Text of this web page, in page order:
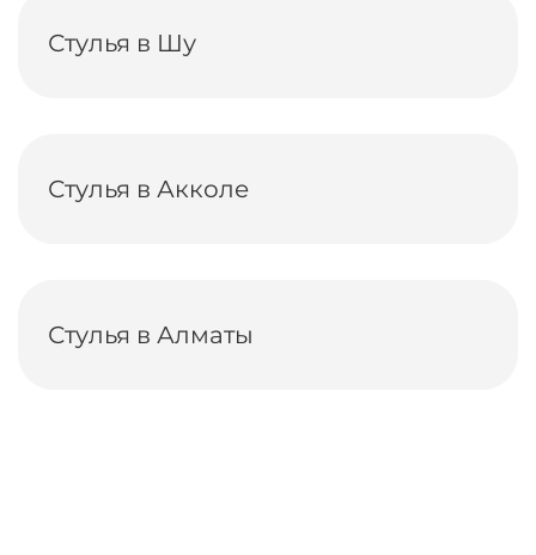
Стулья в Шу
Стулья в Акколе
Стулья в Алматы